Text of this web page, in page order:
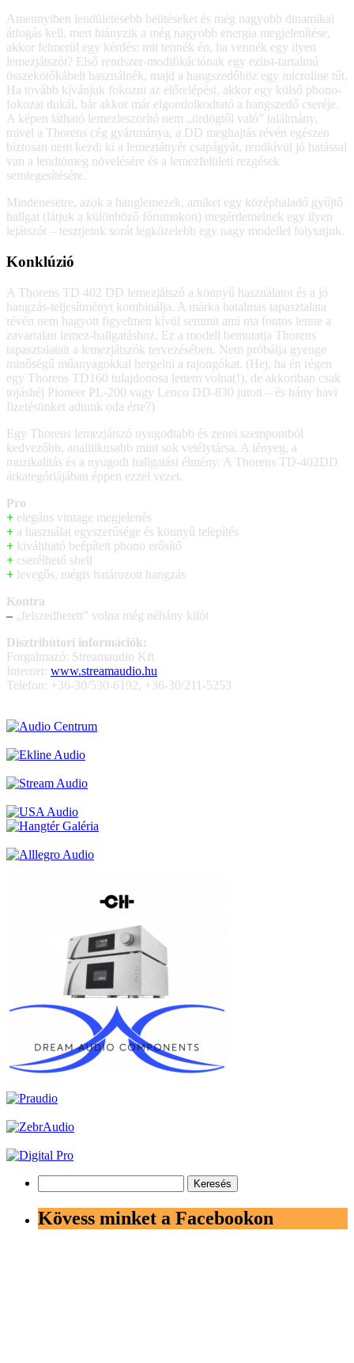
Amennyiben lendületesebb beütéseket és még nagyobb dinamikai
átfogás kell, mert hiányzik a még nagyobb energia megjelenítése,
akkor felmerül egy kérdés: mit tennék én, ha vennék egy ilyen
lemezjátszót? Első rendszer-modifikációnak egy ezüst-tartalmú
összekötőkábelt használnék, majd a hangszedőhöz egy microline tűt.
Ha tovább kívánjuk fokozni az előrelépést, akkor egy külső phono-
fokozat dukál, bár akkor már elgondolkodtató a hangszedő cseréje.
A képen látható lemezleszorító nem „ördögtől való” találmány,
mivel a Thorens cég gyártmánya, a DD meghajtás révén egészen
biztosan nem kezdi ki a lemeztányér csapágyát, rendkívül jó hatással
van a lendtömeg növelésére és a lemezfelületi rezgések
semlegesítésére.
Mindenesetre, azok a hanglemezek, amiket egy középhaladó gyűjtő
hallgat (látjuk a különböző fórumokon) megérdemelnek egy ilyen
lejátszót – tesztjeink sorát legközelebb egy nagy modellel folytatjuk.
Konklúzió
A Thorens TD 402 DD lemezjátszó a könnyű használatot és a jó
hangzás-teljesítményt kombinálja. A márka hatalmas tapasztalata
révén nem hagyott figyelmen kívül semmit ami ma fontos lenne a
zavartalan lemez-hallgatáshoz. Ez a modell bemutatja Thorens
tapasztalatait a lemezjátszók tervezésében. Nem próbálja gyenge
minőségű műanyagokkal hergelni a rajongókat. (Hej, ha én régen
egy Thorens TD160 tulajdonosa lettem volna(!), de akkoriban csak
tojáshéj Pioneer PL-200 vagy Lenco DD-830 jutott – és hány havi
fizetésünket adtunk oda érte?)
Egy Thorens lemezjátszó nyugodtabb és zenei szempontból
kedvezőbb, analitikusabb mint sok vetélytársa. A lényeg, a
muzikalitás és a nyugodt hallgatási élmény. A Thorens TD-402DD
árkategóriájában éppen ezzel vezet.
Pro
+ elegáns vintage megjelenés
+ a használat egyszerűsége és könnyű telepítés
+ kiváltható beépített phono erősítő
+ cserélhető shell
+ levegős, mégis határozott hangzás
Kontra
–„felszedhetett” volna még néhány kilót
Disztribútori információk:
Forgalmazó: Streamaudio Kft
Internet: www.streamaudio.hu
Telefon: +36-30/530-6192, +36-30/211-5253
Kövess minket a Facebookon